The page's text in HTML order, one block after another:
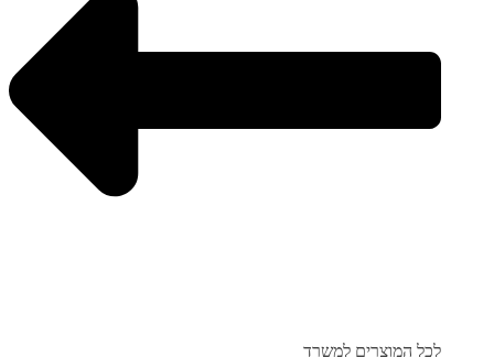
לכל המוצרים למשרד